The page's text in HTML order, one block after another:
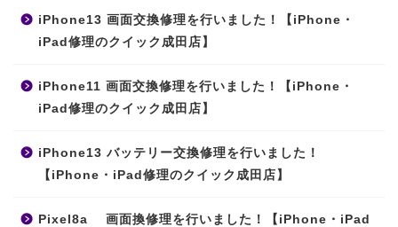
iPhone13 画面交換修理を行いました！【iPhone・
iPad修理のクイック成田店】
iPhone11 画面交換修理を行いました！【iPhone・
iPad修理のクイック成田店】
iPhone13 バッテリー交換修理を行いました！
【iPhone・iPad修理のクイック成田店】
Pixel8a 画面換修理を行いました！【iPhone・iPad